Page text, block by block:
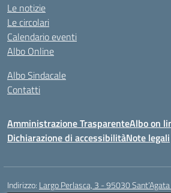
Le notizie
Le circolari
Calendario eventi
Albo Online
Albo Sindacale
Contatti
Amministrazione TrasparenteAlbo on
Dichiarazione di accessibilitàNote legali
Indirizzo: Largo Perlasca, 3 - 95030